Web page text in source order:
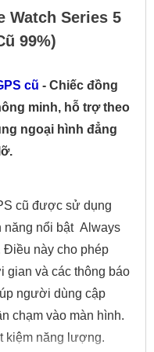
Watch Series 5
99%)
cũ - Chiếc đồng
minh, hỗ trợ theo
ngoại hình đẳng
cũ được sử dụng
năng nổi bật Always
Điều này cho phép
gian và các thông báo
người dùng cập
chạm vào màn hình.
kiệm năng lượng.